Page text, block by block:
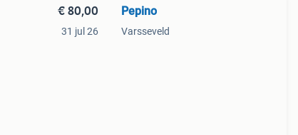
€ 80,00
31 jul 26
Pepino
Varsseveld